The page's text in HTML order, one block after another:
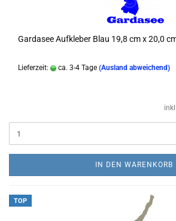
Gardasee Aufkleber Blau 19,8 cm x 20,0
Lieferzeit: ca. 3-4 Tage (Ausland abweichend)
IN DEN WARENKORB
TOP